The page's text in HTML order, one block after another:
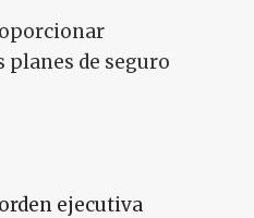
de seguro
ejecutiva